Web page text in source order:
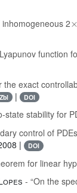
2
function
the exact
Zbl | DOI
state stability for
control of
|
DOI
for linear
- “On the